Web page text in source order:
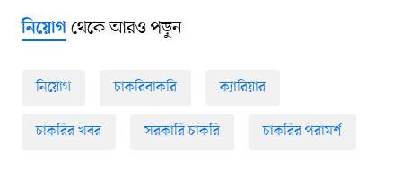
নিয়োগথেকে আরও পড়ুন
নিয়োগ চাকরিবাকরি ক্যারিয়ার
চাকরির খবর সরকারি চাকরি চাকরির পরামর্শ